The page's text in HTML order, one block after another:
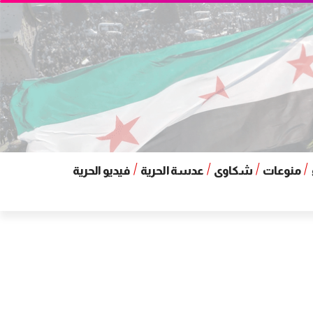
منوعات شكاوى عدسة الحرية فيديو الحرية